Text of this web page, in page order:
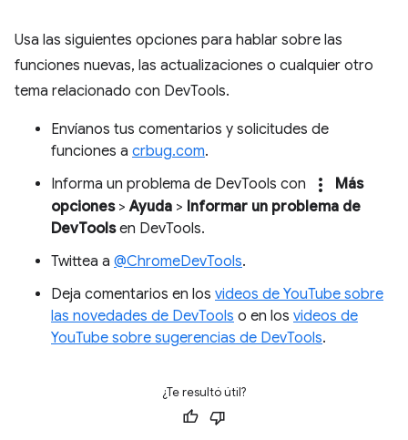
Usa las siguientes opciones para hablar sobre las
funciones nuevas, las actualizaciones o cualquier otro
tema relacionado con DevTools.
Envíanos tus comentarios y solicitudes de
funciones a crbug.com.
Informa un problema de DevTools con
more_vert
Más
opciones>Ayuda > Informar un problema de
DevToolsen DevTools.
Twittea a @ChromeDevTools.
Deja comentarios en los videos de YouTube sobre
las novedades de DevTools o en los videos de
YouTube sobre sugerencias de DevTools.
¿Te resultó útil?